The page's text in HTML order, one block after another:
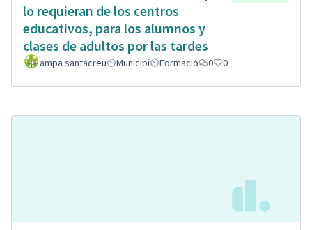
lo requieran de los centros
educativos, para los alumnos y
clases de adultos por las tardes
ampa santacreu Municipi Formació 0 0